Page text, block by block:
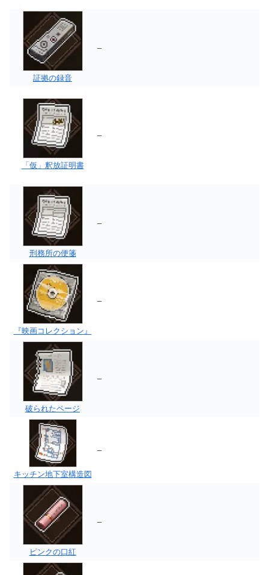
証拠の録音
–
「仮」釈放証明書
–
刑務所の便箋
–
『映画コレクション』
–
破られたページ
–
キッチン地下室構造図
–
ピンクの口紅
–